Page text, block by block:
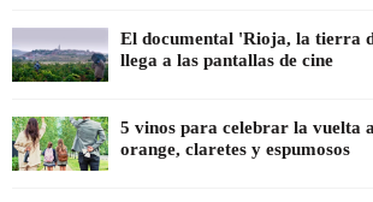
El documental 'Rioja, la tierra
llega a las pantallas de cine
5 vinos para celebrar la vuelta
orange, claretes y espumosos